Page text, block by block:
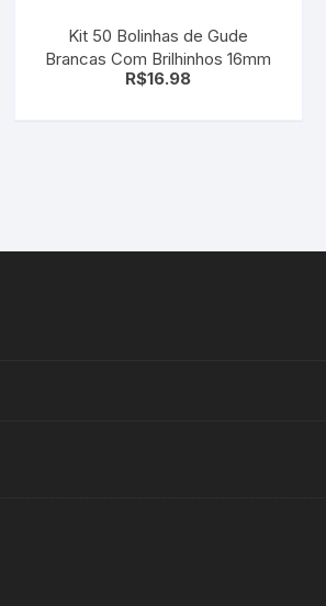
Kit 50 Bolinhas de Gude
Brancas Com Brilhinhos 16mm
R$16.98